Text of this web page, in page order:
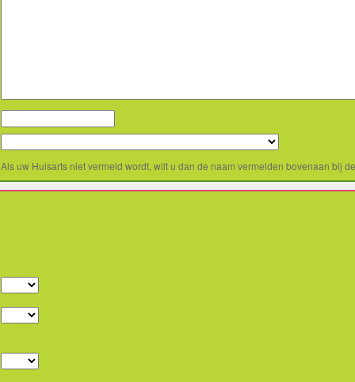
Als uw Huisarts niet vermeld wordt, wilt u dan de naam vermelden bovenaan bij